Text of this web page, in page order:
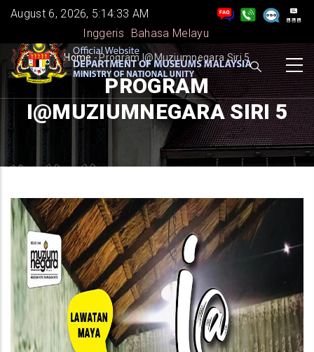
Skip
main
content
August 6, 2026, 5:14:34 AM
Inggeris
Bahasa Melayu
BREADCRUMB
Home -Program I@muziumnegara Siri 5
PROGRAM
I@MUZIUMNEGARA SIRI 5